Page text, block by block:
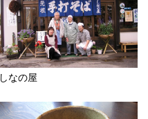
しなの屋